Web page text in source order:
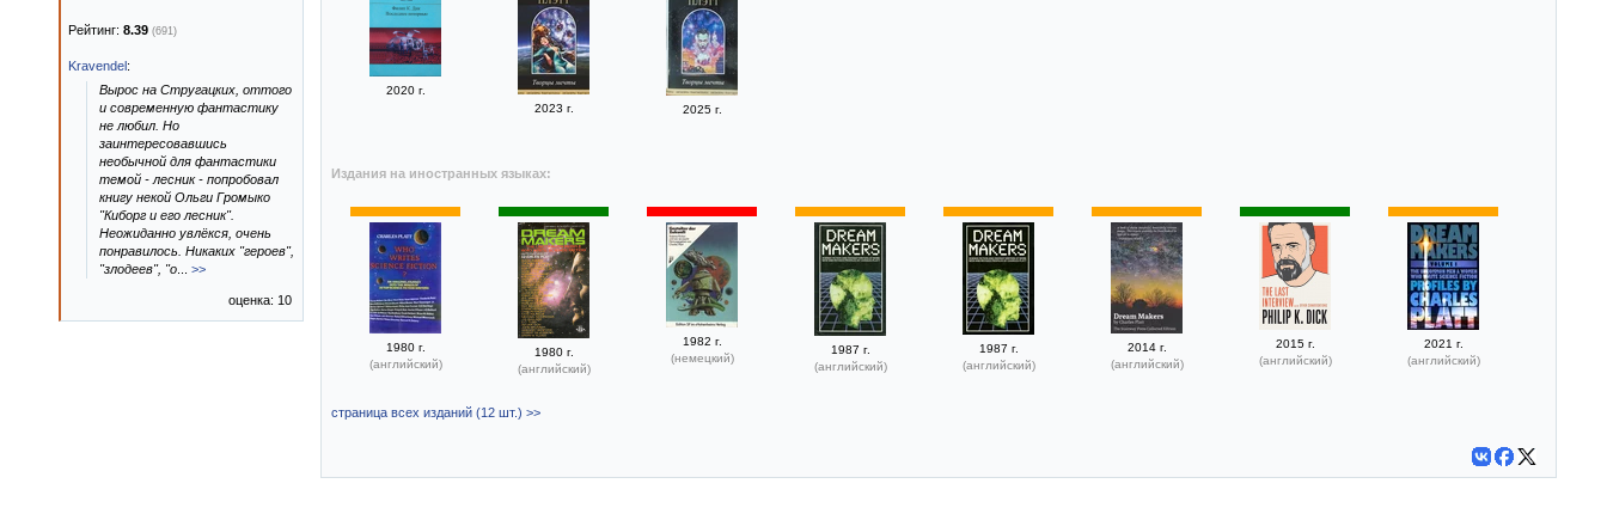
2020 г.
2023 г.
2025 г.
Издания на иностранных языках:
1980 г.
(английский)
1980 г.
(английский)
1982 г.
(немецкий)
1987 г.
(английский)
1987 г.
(английский)
2014 г.
(английский)
2015 г.
(английский)
2021 г.
(английский)
страница всех изданий (12 шт.) >>
Рейтинг: 8.39 (691)
Kravendel:
Вырос на Стругацких, оттого
и современную фантастику
не любил. Но
заинтересовавшись
необычной для фантастики
темой - лесник - попробовал
книгу некой Ольги Громыко
"Киборг и его лесник".
Неожиданно увлёкся, очень
понравилось. Никаких "героев",
"злодеев", "о
>>
оценка: 10